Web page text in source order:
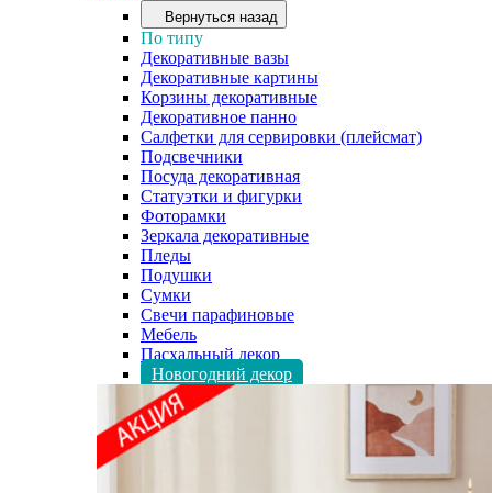
Вернуться назад
По типу
Декоративные вазы
Декоративные картины
Корзины декоративные
Декоративное панно
Салфетки для сервировки (плейсмат)
Подсвечники
Посуда декоративная
Статуэтки и фигурки
Фоторамки
Зеркала декоративные
Пледы
Подушки
Сумки
Свечи парафиновые
Мебель
Пасхальный декор
Новогодний декор